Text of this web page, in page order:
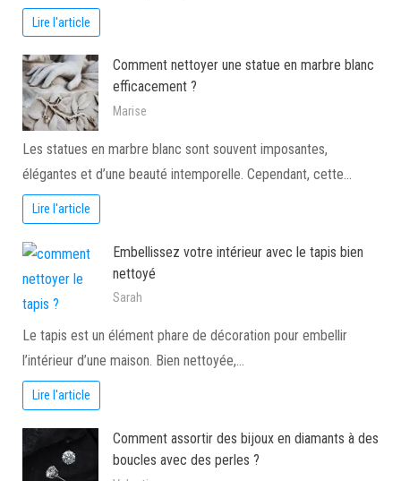
Lire l'article
Comment nettoyer une statue en marbre blanc
efficacement ?
Marise
Les statues en marbre blanc sont souvent imposantes,
élégantes et d’une beauté intemporelle. Cependant, cette…
Lire l'article
Embellissez votre intérieur avec le tapis bien
nettoyé
Sarah
Le tapis est un élément phare de décoration pour embellir
l’intérieur d’une maison. Bien nettoyée,…
Lire l'article
Comment assortir des bijoux en diamants à des
boucles avec des perles ?